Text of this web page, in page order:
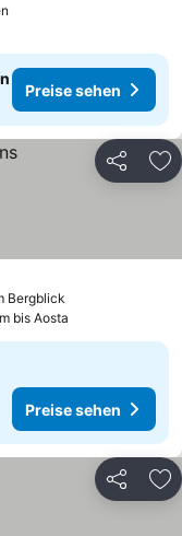
Preise sehen
Teilen
Bergblick
bis Aosta
Preise sehen
Teilen